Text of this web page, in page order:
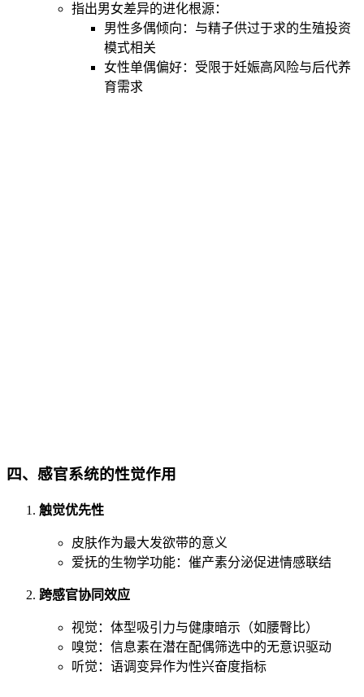
指出男女差异的进化根源：
男性多偶倾向：与精子供过于求的生殖投资
模式相关
女性单偶偏好：受限于妊娠高风险与后代养
育需求
四、 感官系统的性觉作用
触觉优先性
皮肤作为最大发欲带的意义
爱抚的生物学功能：催产素分泌促进情感联结
跨感官协同效应
视觉：体型吸引力与健康暗示（如腰臀比）
嗅觉：信息素在潜在配偶筛选中的无意识驱动
听觉：语调变异作为性兴奋度指标